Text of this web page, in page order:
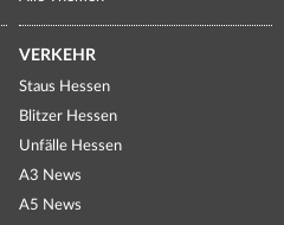
VERKEHR
Staus Hessen
Blitzer Hessen
Unfälle Hessen
A3 News
A5 News